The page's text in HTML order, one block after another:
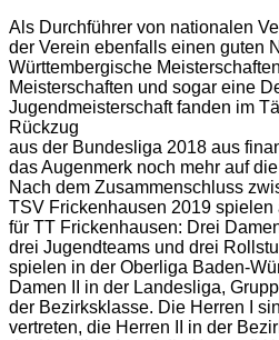
Als Durchführer von nationalen
der Verein ebenfalls einen guten
Württembergische
Meisterschaften und sogar eine
Jugendmeisterschaft fanden im
Rückzug
aus der Bundesliga 2018 aus
das Augenmerk noch mehr auf
Nach dem Zusammenschluss
TSV Frickenhausen 2019 spielen
für TT Frickenhausen: Drei
drei Jugendteams und drei
spielen in der Oberliga Baden-
Damen II in der Landesliga,
der Bezirksklasse. Die Herren I
vertreten, die Herren II in der